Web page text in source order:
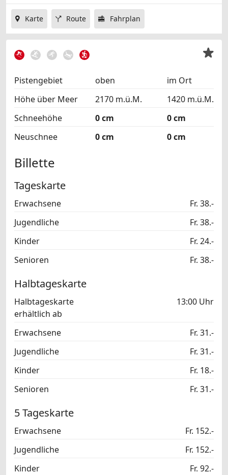
Karte Route Fahrplan
Pistengebiet oben
im Ort
Höhe über Meer
2170 m.ü.M.
1420 m.ü.M.
Schneehöhe
0 cm
0 cm
Neuschnee
0 cm 0 cm
Billette
Tageskarte
Erwachsene
Fr. 38.-
Jugendliche
Fr. 38.-
Kinder
Fr. 24.-
Senioren
Fr. 38.-
Halbtageskarte
Halbtageskarte
erhältlich ab
13:00 Uhr
Erwachsene
Fr. 31.-
Jugendliche
Fr. 31.-
Kinder
Fr. 18.-
Senioren
Fr. 31.-
5 Tageskarte
Erwachsene
Fr. 152.-
Jugendliche
Fr. 152.-
Kinder
Fr. 92.-